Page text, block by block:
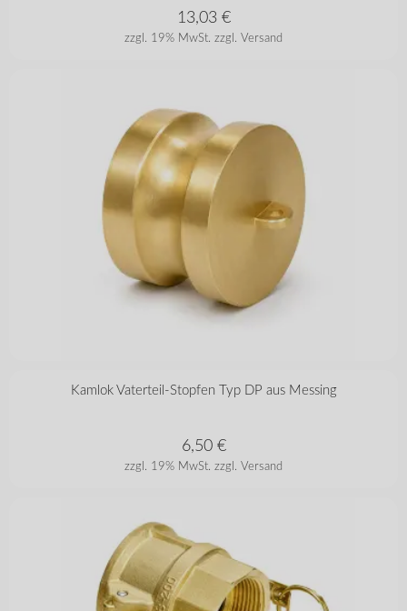
zzgl. 19% MwSt. zzgl. Versand
13,03€
in vielen Varianten
Kamlok Vaterteil-Stopfen Typ DP aus Messing
zzgl. 19% MwSt. zzgl. Versand
6,50€